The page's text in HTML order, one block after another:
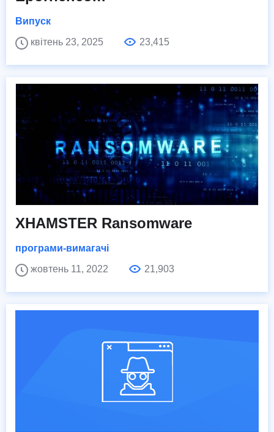
Випуск
квітень 23, 2025
23,415
XHAMSTER Ransomware
програми-вимагачі
жовтень 11, 2022
21,903